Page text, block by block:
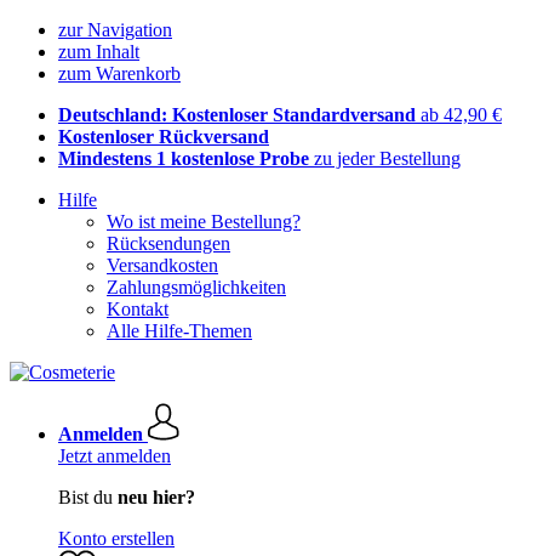
zur Navigation
zum Inhalt
zum Warenkorb
Deutschland: Kostenloser Standardversand ab 42,90 €
Kostenloser Rückversand
Mindestens 1 kostenlose Probe zu jeder Bestellung
Hilfe
Wo ist meine Bestellung?
Rücksendungen
Versandkosten
Zahlungsmöglichkeiten
Kontakt
Alle Hilfe-Themen
Anmelden
Jetzt anmelden
Bist du neu hier?
Konto erstellen